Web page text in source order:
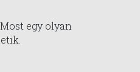
egy olyan